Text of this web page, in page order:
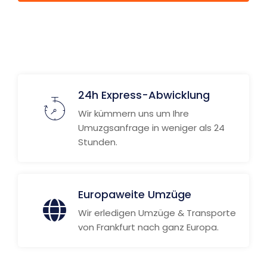
24h Express-Abwicklung
Wir kümmern uns um Ihre
Umuzgsanfrage in weniger als 24
Stunden.
Europaweite Umzüge
Wir erledigen Umzüge & Transporte
von Frankfurt nach ganz Europa.